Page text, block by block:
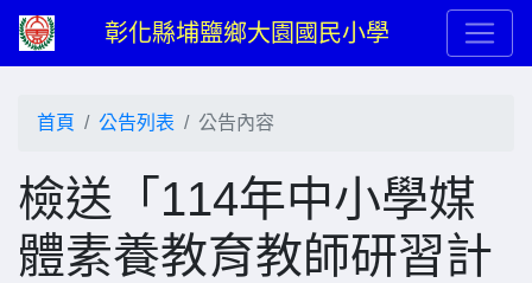
彰化縣埔鹽鄉大園國民小學
首頁 公告列表 公告內容
檢送「114年中小學媒
體素養教育教師研習計